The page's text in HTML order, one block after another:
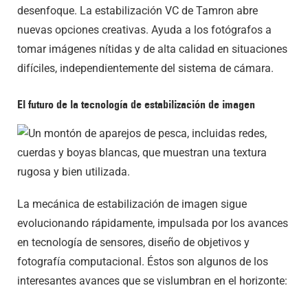
desenfoque. La estabilización VC de Tamron abre
nuevas opciones creativas. Ayuda a los fotógrafos a
tomar imágenes nítidas y de alta calidad en situaciones
difíciles, independientemente del sistema de cámara.
El futuro de la tecnología de estabilización de imagen
La mecánica de estabilización de imagen sigue
evolucionando rápidamente, impulsada por los avances
en tecnología de sensores, diseño de objetivos y
fotografía computacional. Éstos son algunos de los
interesantes avances que se vislumbran en el horizonte: